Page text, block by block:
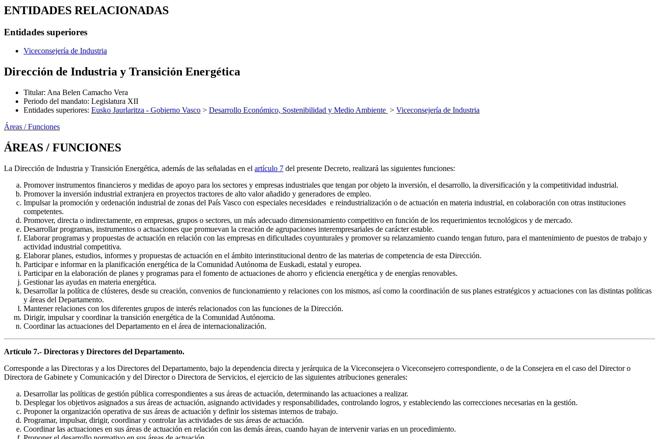
ENTIDADES RELACIONADAS
Entidades superiores
Viceconsejería de Industria
Dirección de Industria y Transición Energética
Titular: Ana Belen Camacho Vera
Periodo del mandato: Legislatura XII
Entidades superiores: Eusko Jaurlaritza - Gobierno Vasco > Desarrollo Económico, Sostenibilidad y Medio Ambiente > Viceconsejería de Industria
Áreas / Funciones
ÁREAS / FUNCIONES
La Dirección de Industria y Transición Energética, además de las señaladas en el artículo 7 del presente Decreto, realizará las siguientes funciones:
Promover instrumentos financieros y medidas de apoyo para los sectores y empresas industriales que tengan por objeto la inversión, el desarrollo, la diversificación y la competitividad industrial.
Promover la inversión industrial extranjera en proyectos tractores de alto valor añadido y generadores de empleo.
Impulsar la promoción y ordenación industrial de zonas del País Vasco con especiales necesidades e reindustrialización o de actuación en materia industrial, en colaboración con otras instituciones
competentes.
Promover, directa o indirectamente, en empresas, grupos o sectores, un más adecuado dimensionamiento competitivo en función de los requerimientos tecnológicos y de mercado.
Desarrollar programas, instrumentos o actuaciones que promuevan la creación de agrupaciones interempresariales de carácter estable.
Elaborar programas y propuestas de actuación en relación con las empresas en dificultades coyunturales y promover su relanzamiento cuando tengan futuro, para el mantenimiento de puestos de trabajo y
actividad industrial competitiva.
Elaborar planes, estudios, informes y propuestas de actuación en el ámbito interinstitucional dentro de las materias de competencia de esta Dirección.
Participar e informar en la planificación energética de la Comunidad Autónoma de Euskadi, estatal y europea.
Participar en la elaboración de planes y programas para el fomento de actuaciones de ahorro y eficiencia energética y de energías renovables.
Gestionar las ayudas en materia energética.
Desarrollar la política de clústeres, desde su creación, convenios de funcionamiento y relaciones con los mismos, así como la coordinación de sus planes estratégicos y actuaciones con las distintas políticas
y áreas del Departamento.
Mantener relaciones con los diferentes grupos de interés relacionados con las funciones de la Dirección.
Dirigir, impulsar y coordinar la transición energética de la Comunidad Autónoma.
Coordinar las actuaciones del Departamento en el área de internacionalización.
Artículo 7.- Directoras y Directores del Departamento.
Corresponde a las Directoras y a los Directores del Departamento, bajo la dependencia directa y jerárquica de la Viceconsejera o Viceconsejero correspondiente, o de la Consejera en el caso del Director o
Directora de Gabinete y Comunicación y del Director o Directora de Servicios, el ejercicio de las siguientes atribuciones generales:
Desarrollar las políticas de gestión pública correspondientes a sus áreas de actuación, determinando las actuaciones a realizar.
Desplegar los objetivos asignados a sus áreas de actuación, asignando actividades y responsabilidades, controlando logros, y estableciendo las correcciones necesarias en la gestión.
Proponer la organización operativa de sus áreas de actuación y definir los sistemas internos de trabajo.
Programar, impulsar, dirigir, coordinar y controlar las actividades de sus áreas de actuación.
Coordinar las actuaciones en sus áreas de actuación en relación con las demás áreas, cuando hayan de intervenir varias en un procedimiento.